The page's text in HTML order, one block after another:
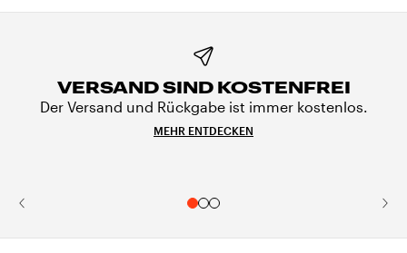
VERSAND SIND KOSTENFREI
Der Versand und Rückgabe ist immer kostenlos.
MEHR ENTDECKEN